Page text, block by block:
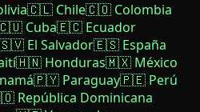
🇨🇱 Chile🇨🇴 Colombia
Cuba🇪🇨 Ecuador
El Salvador🇪🇸 España
🇭🇳 Honduras🇲🇽 México
🇵🇾 Paraguay🇵🇪 Perú
República Dominicana